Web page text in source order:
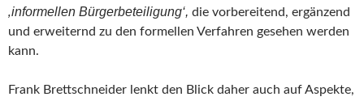
‚informellen Bürgerbeteiligung‘, die vorbereitend, ergänzend
und erweiternd zu den formellen Verfahren gesehen werden
kann.
Frank Brettschneider lenkt den Blick daher auch auf Aspekte,